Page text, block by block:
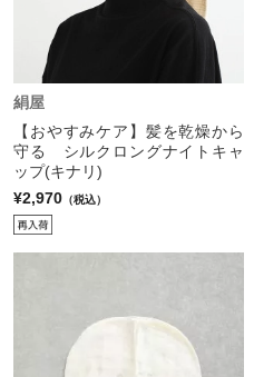
絹屋
【おやすみケア】髪を乾燥から
守る シルクロングナイトキャ
ップ(キナリ)
¥2,970 （税込）